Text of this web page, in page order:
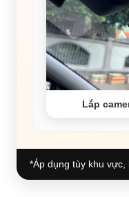
Lắp
*Áp dụng tùy khu vực,